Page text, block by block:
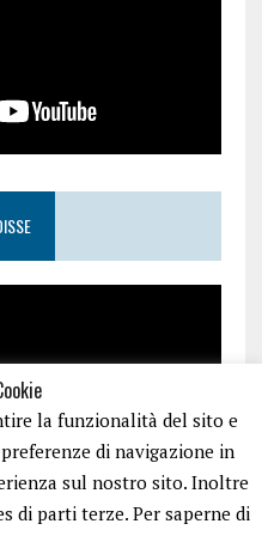
la funzionalità del sito e
di navigazione in
sul nostro sito. Inoltre
di parti terze. Per saperne di